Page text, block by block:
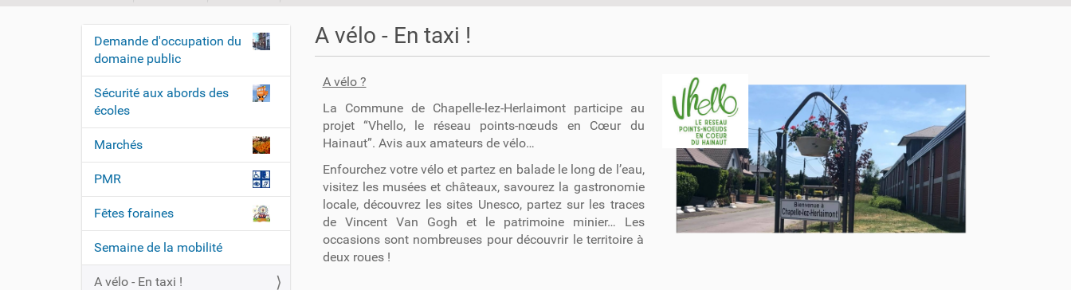
u
t
i
i
:
A vélo - En taxi !
A vélo ?
La Commune de Chapelle-lez-Herlaimont participe au
projet “Vhello, le réseau points-nœuds en Cœur du
Hainaut”. Avis aux amateurs de vélo…
Enfourchez votre vélo et partez en balade le long de l’eau,
visitez les musées et châteaux, savourez la gastronomie
locale, découvrez les sites Unesco, partez sur les traces
de Vincent Van Gogh et le patrimoine minier… Les
occasions sont nombreuses pour découvrir le territoire à
deux roues !
N
a
v
i
g
t
i
o
n
Demande d'occupation du
domaine public
Sécurité aux abords des
écoles
Marchés
PMR
Fêtes foraines
Semaine de la mobilité
A vélo - En taxi !